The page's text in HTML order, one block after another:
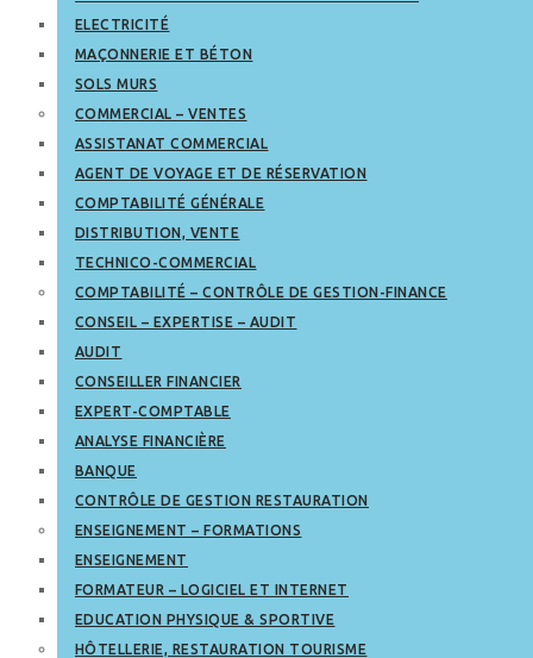
ELECTRICITÉ
MAÇONNERIE ET BÉTON
SOLS MURS
COMMERCIAL – VENTES
ASSISTANAT COMMERCIAL
AGENT DE VOYAGE ET DE RÉSERVATION
COMPTABILITÉ GÉNÉRALE
DISTRIBUTION, VENTE
TECHNICO-COMMERCIAL
COMPTABILITÉ – CONTRÔLE DE GESTION-FINANCE
CONSEIL – EXPERTISE – AUDIT
AUDIT
CONSEILLER FINANCIER
EXPERT-COMPTABLE
ANALYSE FINANCIÈRE
BANQUE
CONTRÔLE DE GESTION RESTAURATION
ENSEIGNEMENT – FORMATIONS
ENSEIGNEMENT
FORMATEUR – LOGICIEL ET INTERNET
EDUCATION PHYSIQUE & SPORTIVE
HÔTELLERIE, RESTAURATION TOURISME